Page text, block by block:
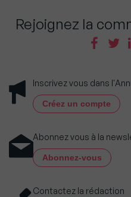
Rejoignez la
Inscrivez vous dans
Créez un compte
Abonnez vous à la
Abonnez-vous
Contactez la rédaction